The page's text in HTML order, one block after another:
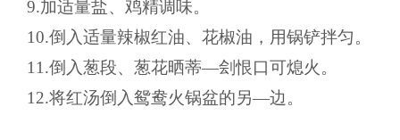
9.加适量盐、鸡精调味。
10.倒入适量辣椒红油、花椒油，用锅铲拌匀。
11.倒入葱段、葱花晒蒂—刽恨口可熄火。
12.将红汤倒入鸳鸯火锅盆的另—边。